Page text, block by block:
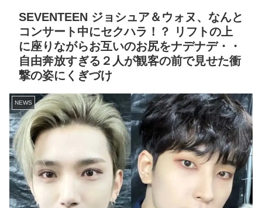
SEVENTEEN ジョシュア＆ウォヌ、なんと
コンサート中にセクハラ！？ リフトの上
に座りながらお互いのお尻をナデナデ・・
自由奔放すぎる２人が観客の前で見せた衝
撃の姿にくぎづけ
NEWS